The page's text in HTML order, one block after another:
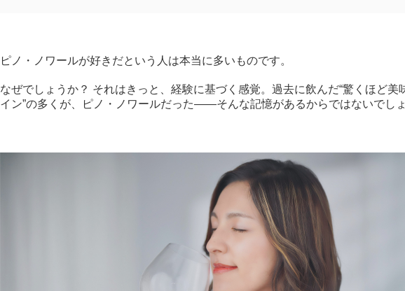
ピノ・ノワールが好きだという人は本当に多いものです。
なぜでしょうか？ それはきっと、経験に基づく感覚。過去に飲んだ“驚くほど美
イン”の多くが、ピノ・ノワールだった――そんな記憶があるからではないでしょ